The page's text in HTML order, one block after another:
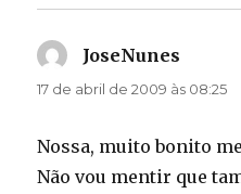
JoseNunes
17 de abril de 2009 às 08:25
Nossa, muito bonito
Não vou mentir que